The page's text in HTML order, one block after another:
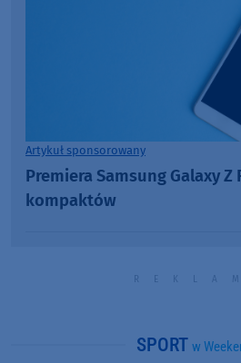
Artykuł sponsorowany
Premiera Samsung Galaxy
kompaktów
SPORT w